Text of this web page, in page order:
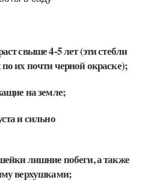
свыше 4-5 лет (эти стебли
их почти черной окраске);
на земле;
и сильно
лишние побеги, а также
верхушками;